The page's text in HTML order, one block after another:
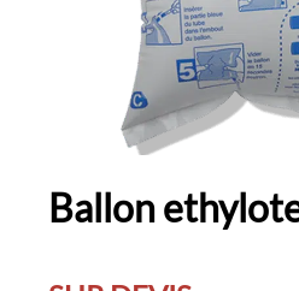
Ballon